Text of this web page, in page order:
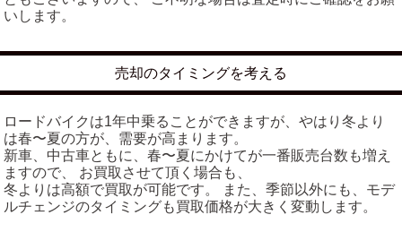
いします。
売却のタイミングを考える
ロードバイクは1年中乗ることができますが、やはり冬より
は春〜夏の方が、需要が高まります。
新車、中古車ともに、春〜夏にかけてが一番販売台数も増え
ますので、 お買取させて頂く場合も、
冬よりは高額で買取が可能です。 また、季節以外にも、モデ
ルチェンジのタイミングも買取価格が大きく変動します。